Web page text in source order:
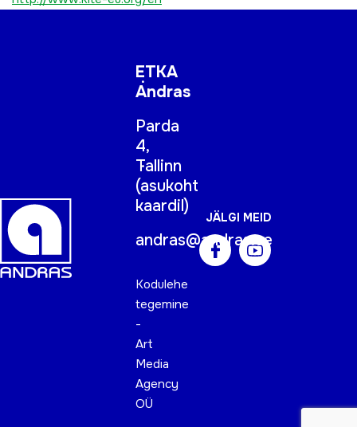
ETKA
Andras
Parda
4,
Tallinn
(asukoht
kaardil)
andras@andras.ee
Kodulehe
tegemine
-
Art
Media
Agency
OÜ
JÄLGI MEID